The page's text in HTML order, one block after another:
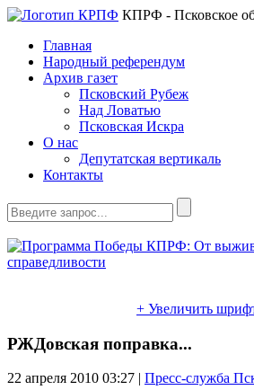
КПРФ - Псковское
Главная
Народный референдум
Архив газет
Псковский Рубеж
Над Ловатью
Псковская Искра
О нас
Депутатская вертикаль
Контакты
+ Увеличить
РЖДовская поправка...
22 апреля 2010 03:27 | Пресс-служба